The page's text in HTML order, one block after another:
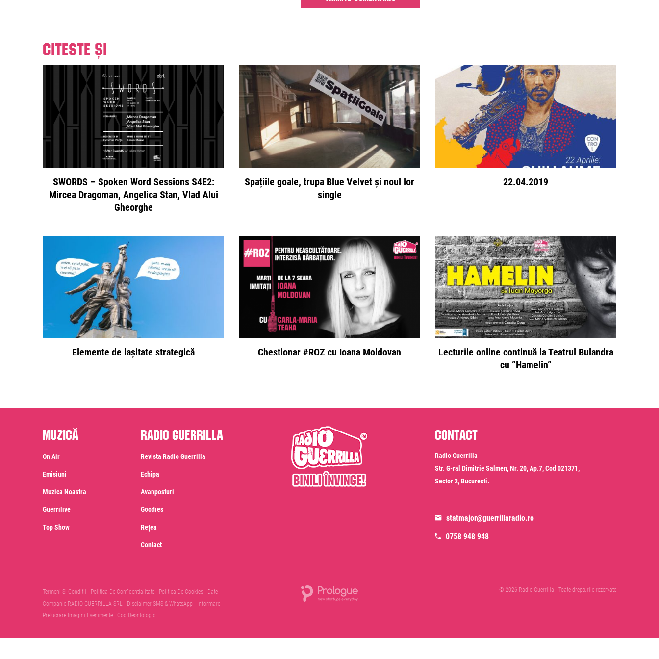
Citeste și
SWORDS – Spoken Word Sessions S4E2:
Mircea Dragoman, Angelica Stan, Vlad Alui
Gheorghe
Spațiile goale, trupa Blue Velvet și noul lor
single
22.04.2019
Elemente de lașitate strategică Chestionar #ROZ cu Ioana Moldovan
Lecturile online continuă la Teatrul Bulandra
cu ”Hamelin”
Muzică
On Air
Emisiuni
Muzica Noastra
Guerrilive
Top Show
Radio Guerrilla
Revista Radio Guerrilla
Echipa
Avanposturi
Goodies
Rețea
Contact
Contact
Radio Guerrilla
Str. G-ral Dimitrie Salmen, Nr. 20, Ap.7, Cod 021371,
Sector 2, Bucuresti.
statmajor@guerrillaradio.ro
0758 948 948
Termeni Si Conditii Politica De Confidentialitate Politica De Cookies
Date
Companie RADIO GUERRILLA SRL
Disclaimer SMS & WhatsApp
Informare
Prelucrare Imagini Evenimente
Cod Deontologic
© 2026 Radio Guerrilla - Toate drepturile rezervate